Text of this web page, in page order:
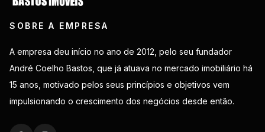
SOBRE A EMPRESA
A empresa deu início no ano de 2012, pelo seu fundador
André Coelho Bastos, que já atuava no mercado imobiliário há
15 anos, motivado pelos seus princípios e objetivos vem
impulsionando o crescimento dos negócios desde então.